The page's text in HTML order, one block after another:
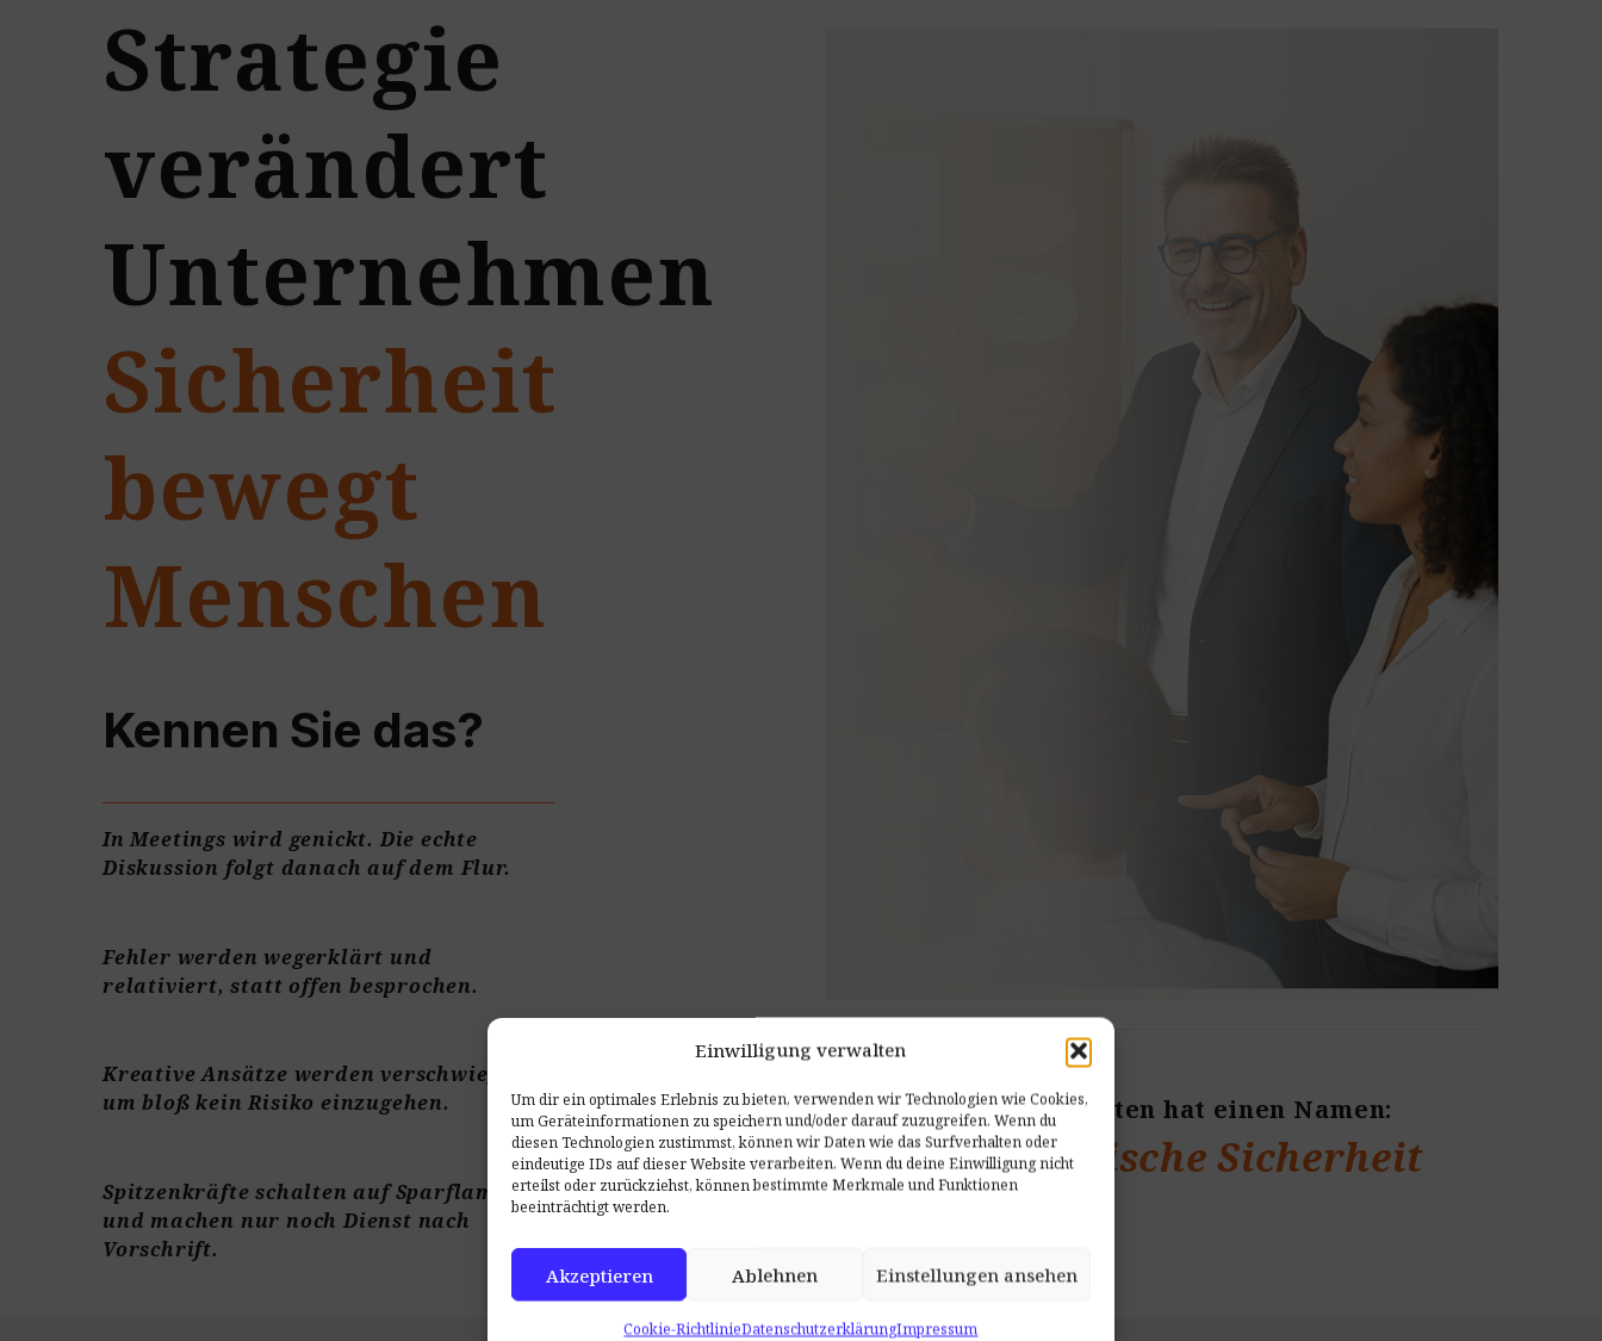
Einwilligung verwalten
Um dir ein optimales Erlebnis zu bieten, verwenden wir Technologien wie Cookies,
um Geräteinformationen zu speichern und/oder darauf zuzugreifen. Wenn du
diesen Technologien zustimmst, können wir Daten wie das Surfverhalten oder
eindeutige IDs auf dieser Website verarbeiten. Wenn du deine Einwilligung nicht
erteilst oder zurückziehst, können bestimmte Merkmale und Funktionen
beeinträchtigt werden.
Akzeptieren Ablehnen Einstellungen ansehen
Cookie-RichtlinieDatenschutzerklärungImpressum
Strategie
verändert
Unternehmen
Sicherheit
bewegt
Menschen
Kennen Sie das?
In Meetings wird genickt. Die echte
Diskussion folgt danach auf dem Flur.
Fehler werden wegerklärt und
relativiert, statt offen besprochen.
Kreative Ansätze werden verschwiegen,
um bloß kein Risiko einzugehen.
Spitzenkräfte schalten auf Sparflamme
und machen nur noch Dienst nach
Vorschrift.
Dieses Verhalten hat einen Namen:
Psychologische Sicherheit